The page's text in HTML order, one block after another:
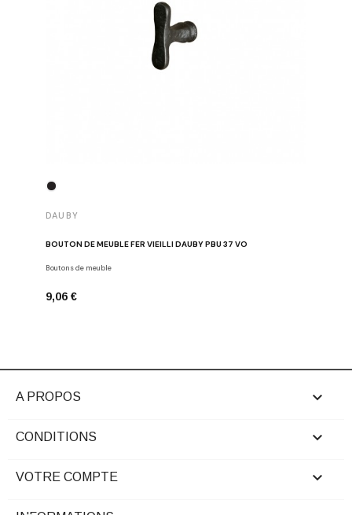
DAUBY
BOUTON DE MEUBLE FER VIEILLI DAUBY PBU 37 VO
Boutons de meuble
9,06 €
A PROPOS 
CONDITIONS 
VOTRE COMPTE 